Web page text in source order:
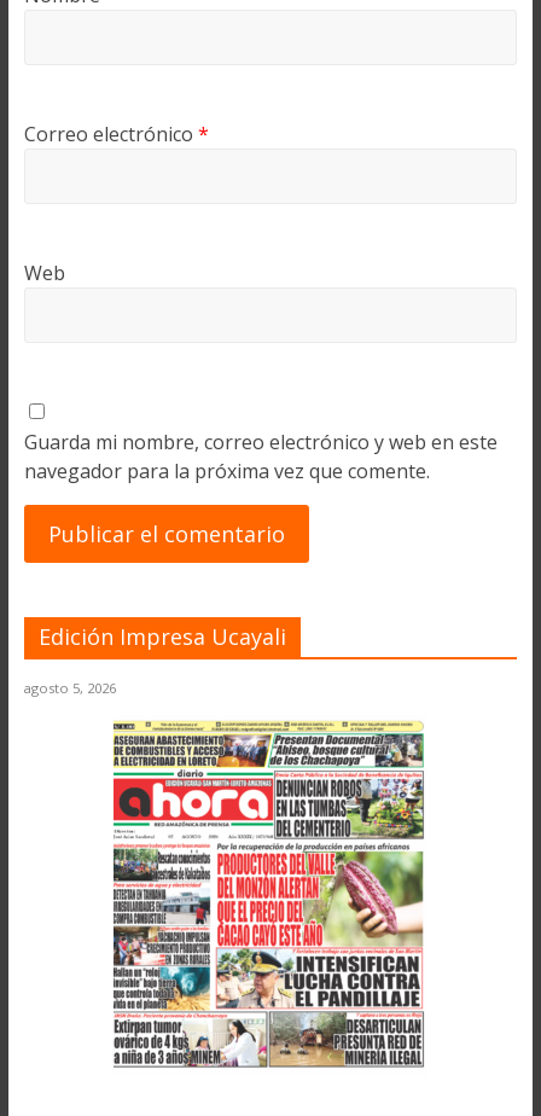
Correo electrónico *
Web
Guarda mi nombre, correo electrónico y web en este
navegador para la próxima vez que comente.
Edición Impresa Ucayali
agosto 5, 2026